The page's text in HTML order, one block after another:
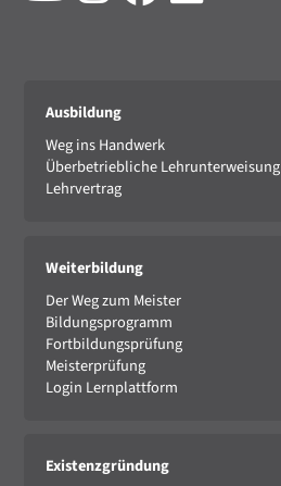
Ausbildung
Weg ins Handwerk
Überbetriebliche Lehrunterweisung
Lehrvertrag
Weiterbildung
Der Weg zum Meister
Bildungsprogramm
Fortbildungsprüfung
Meisterprüfung
Login Lernplattform
Existenzgründung